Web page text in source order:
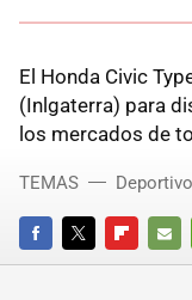
El Honda Civic
(Inlgaterra) para
los mercados de
FACEBOOKTWITTERFLIPBOARD
E-
TEMAS